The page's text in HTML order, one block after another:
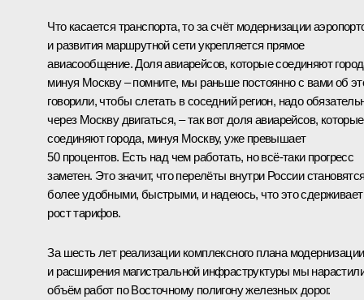
Что касается транспорта, то за счёт модернизации
и развития маршрутной сети укрепляется прямое
авиасообщение. Доля авиарейсов, которые соединяют
минуя Москву – помните, мы раньше постоянно с вами об
говорили, чтобы слетать в соседний регион, надо
через Москву двигаться, – так вот доля авиарейсов, которые
соединяют города, минуя Москву, уже превышает
50 процентов. Есть над чем работать, но всё-таки прогресс
заметен. Это значит, что перелёты внутри России
более удобными, быстрыми, и надеюсь, что это сдерживает
рост тарифов.
За шесть лет реализации комплексного плана модернизации
и расширения магистральной инфраструктуры мы
объём работ по Восточному полигону железных дорог.